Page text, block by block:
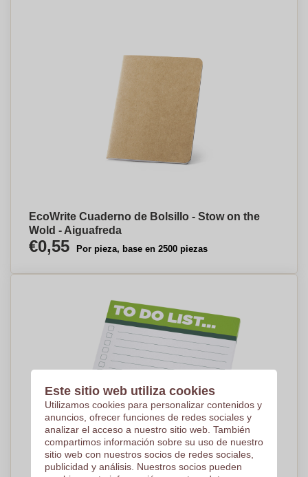
EcoWrite Cuaderno de Bolsillo - Stow on the
Wold - Aiguafreda
€0,55 Por pieza, base en 2500 piezas
Este sitio web utiliza cookies
Utilizamos cookies para personalizar contenidos y
anuncios, ofrecer funciones de redes sociales y
analizar el acceso a nuestro sitio web. También
compartimos información sobre su uso de nuestro
sitio web con nuestros socios de redes sociales,
publicidad y análisis. Nuestros socios pueden